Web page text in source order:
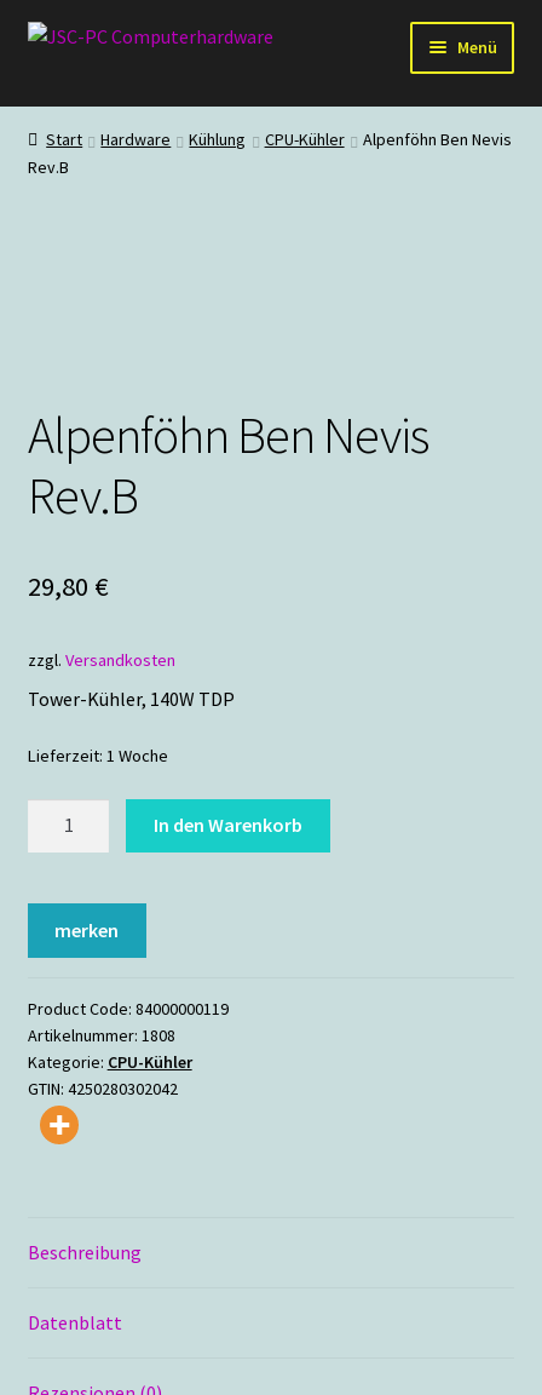
Zur
Zum
Menü
Hardware
PC-Systeme
Start Hardware Kühlung CPU-Kühler
Alpenföhn Ben Nevis
Rev.B
Alpenföhn Ben Nevis
Rev.B
29,80 €
zzgl. Versandkosten
Tower-Kühler, 140W TDP
Lieferzeit: 1 Woche
Rev.B
Menge
In den Warenkorb
merken
Product Code: 84000000119
Artikelnummer: 1808
Kategorie: CPU-Kühler
GTIN: 4250280302042
Beschreibung
Datenblatt